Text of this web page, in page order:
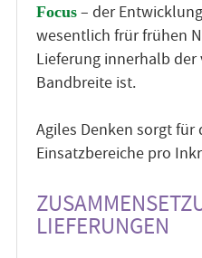
Focus– der
wesentlich frür frühen
Lieferung innerhalb der
Bandbreite ist.
Agiles Denken sorgt
Einsatzbereiche pro
LIEFERUNGEN